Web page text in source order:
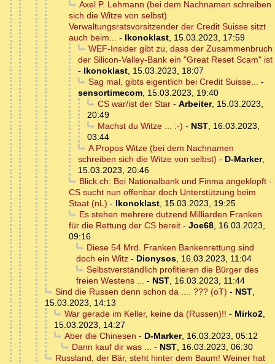
Axel P. Lehmann (bei dem Nachnamen schreiben
sich die Witze von selbst)
Verwaltungsratsvorsitzender der Credit Suisse sitzt
auch beim... - Ikonoklast, 15.03.2023, 17:59
WEF-Insider gibt zu, dass der Zusammenbruch
der Silicon-Valley-Bank ein "Great Reset Scam" ist
- Ikonoklast, 15.03.2023, 18:07
Sag mal, gibts eigentlich bei Credit Suisse... -
sensortimecom, 15.03.2023, 19:40
CS war/ist der Star- Arbeiter, 15.03.2023,
20:49
Machst du Witze ... :-) - NST, 16.03.2023,
03:44
A Propos Witze (bei dem Nachnamen
schreiben sich die Witze von selbst) - D-Marker,
15.03.2023, 20:46
Blick.ch: Bei Nationalbank und Finma angeklopft -
CS sucht nun offenbar doch Unterstützung beim
Staat (nL) - Ikonoklast, 15.03.2023, 19:25
Es stehen mehrere dutzend Milliarden Franken
für die Rettung der CS bereit - Joe68, 16.03.2023,
09:16
Diese 54 Mrd. Franken Bankenrettung sind
doch ein Witz - Dionysos, 16.03.2023, 11:04
Selbstverständlich profitieren die Bürger des
freien Westens ... - NST, 16.03.2023, 11:44
Sind die Russen denn schon da .... ??? (oT) - NST,
15.03.2023, 14:13
War gerade im Keller, keine da (Russen)!! - Mirko2,
15.03.2023, 14:27
Aber die Chinesen - D-Marker, 16.03.2023, 05:12
Dann kauf dir was ... - NST, 16.03.2023, 06:30
Russland, der Bär, steht hinter dem Baum! Weiner hat